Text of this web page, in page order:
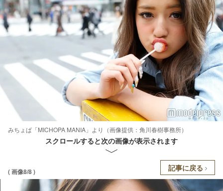
みちょぱ「MICHOPA MANIA」より（画像提供：角川春樹事務所）
スクロールすると次の画像が表示されます
( 画像8/8 ) 記事に戻る